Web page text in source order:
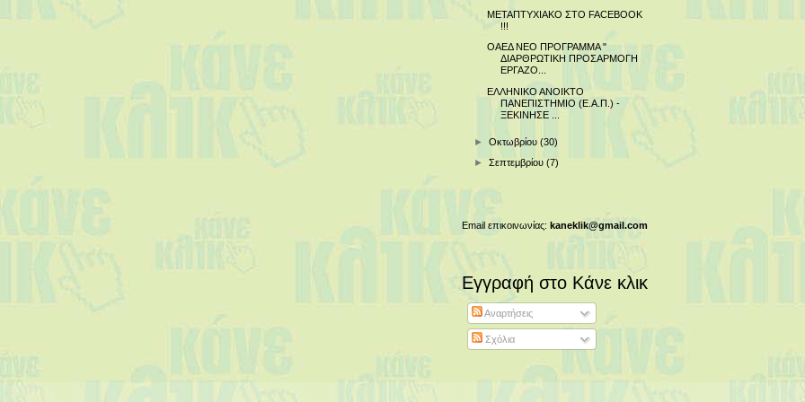
ΜΕΤΑΠΤΥΧΙΑΚΟ ΣΤΟ FACEBOOK
!!!
ΟΑΕΔ ΝΕΟ ΠΡΟΓΡΑΜΜΑ "
ΔΙΑΡΘΡΩΤΙΚΗ ΠΡΟΣΑΡΜΟΓΗ
ΕΡΓΑΖΟ...
ΕΛΛΗΝΙΚΟ ΑΝΟΙΚΤΟ
ΠΑΝΕΠΙΣΤΗΜΙΟ (Ε.Α.Π.) -
ΞΕΚΙΝΗΣΕ ...
►Οκτωβρίου(30)
►Σεπτεμβρίου(7)
Email επικοινωνίας: kaneklik@gmail.com
Εγγραφή στο Κάνε κλικ
Αναρτήσεις
Σχόλια